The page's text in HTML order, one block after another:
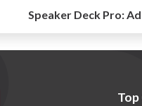
Speaker Deck Pro: